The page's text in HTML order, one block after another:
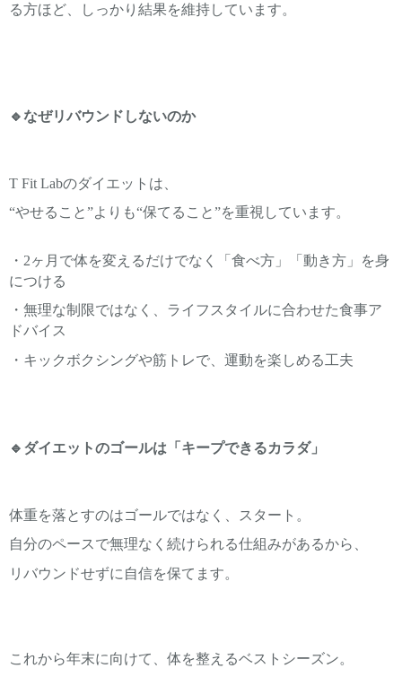
る方ほど、しっかり結果を維持しています。
🔹なぜリバウンドしないのか
T Fit Labのダイエットは、
“やせること”よりも“保てること”を重視しています。
・2ヶ月で体を変えるだけでなく「食べ方」「動き方」を身
につける
・無理な制限ではなく、ライフスタイルに合わせた食事ア
ドバイス
・キックボクシングや筋トレで、運動を楽しめる工夫
🔹ダイエットのゴールは「キープできるカラダ」
体重を落とすのはゴールではなく、スタート。
自分のペースで無理なく続けられる仕組みがあるから、
リバウンドせずに自信を保てます。
これから年末に向けて、体を整えるベストシーズン。